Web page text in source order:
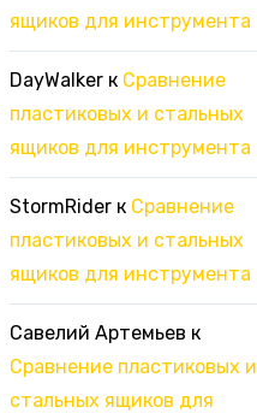
ящиков для инструмента
DayWalkerк Сравнение
пластиковых и стальных
ящиков для инструмента
StormRiderк Сравнение
пластиковых и стальных
ящиков для инструмента
Савелий Артемьев к
Сравнение пластиковых и
стальных ящиков для